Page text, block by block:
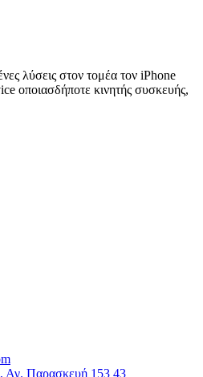
λύσεις στον τομέα τον iPhone
οποιασδήποτε κινητής συσκευής,
Αγ. Παρασκευή 153 43